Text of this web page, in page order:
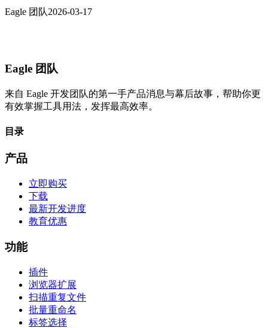
Eagle 团队2026-03-17
Eagle 团队
来自 Eagle 开发团队的第一手产品消息与幕后故事，帮助你更
有效掌握工具用法，发挥最高效率。
目录
产品
立即购买
下载
最新开发进度
教育优惠
功能
插件
浏览器扩展
扫描重复文件
批量重命名
标签选择